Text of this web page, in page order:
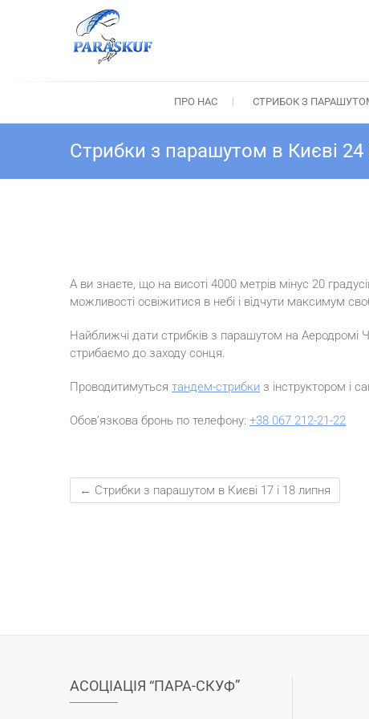
Стрибок з
ПРО НАС СТРИБОК З
Стрибки з парашутом в Києві 24
А ви знаєте, що на висоті 4000 метрів мінус 20
можливості освіжитися в небі і відчути максимум
Найближчі дати стрибків з парашутом на Аеродромі
стрибаємо до заходу сонця.
Проводитимуться тандем-стрибки з інструктором і
Обов’язкова бронь по телефону: +38 067 212-21-22
← Стрибки з парашутом в Києві 17 і 18 липня
АСОЦІАЦІЯ “ПАРА-СКУФ”